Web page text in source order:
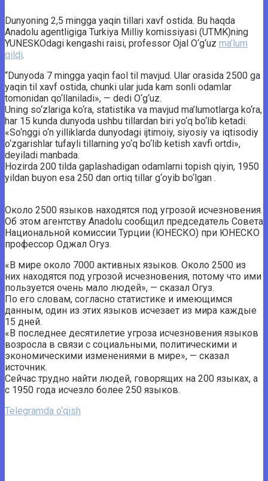
Dunyoning 2,5 mingga yaqin tillari xavf ostida. Bu haqda
Anadolu agentligiga Turkiya Milliy komissiyasi (UTMK)ning
YUNESKOdagi kengashi raisi, professor Ojal O‘g‘uz ma’lum
qildi.
“Dunyoda 7 mingga yaqin faol til mavjud. Ular orasida 2500 ga
yaqin til xavf ostida, chunki ular juda kam sonli odamlar
tomonidan qo‘llaniladi», — dedi O‘g‘uz.
Uning so‘zlariga ko‘ra, statistika va mavjud ma’lumotlarga ko‘ra,
har 15 kunda dunyoda ushbu tillardan biri yo‘q bo‘lib ketadi.
«So‘nggi o‘n yilliklarda dunyodagi ijtimoiy, siyosiy va iqtisodiy
o‘zgarishlar tufayli tillarning yo‘q bo‘lib ketish xavfi ortdi»,
deyiladi manbada.
Hozirda 200 tilda gaplashadigan odamlarni topish qiyin, 1950
yildan buyon esa 250 dan ortiq tillar g‘oyib bo‘lgan .
Около 2500 языков находятся под угрозой исчезновения.
Об этом агентству Anadolu сообщил председатель Совета
Национальной комиссии Турции (ЮНЕСКО) при ЮНЕСКО
профессор Оджал Огуз.
«В мире около 7000 активных языков. Около 2500 из
них находятся под угрозой исчезновения, потому что ими
пользуется очень мало людей», — сказал Огуз.
По его словам, согласно статистике и имеющимся
данным, один из этих языков исчезает из мира каждые
15 дней.
«В последнее десятилетие угроза исчезновения языков
возросла в связи с социальными, политическими и
экономическими изменениями в мире», — сказал
источник.
Сейчас трудно найти людей, говорящих на 200 языках, а
с 1950 года исчезло более 250 языков.
Telegramda o‘qish